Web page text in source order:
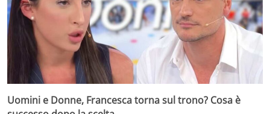
Uomini e Donne, Francesca torna sul trono? Cosa è